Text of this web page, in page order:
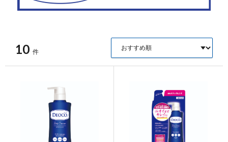
ログイン / 新規会員登録
10 件